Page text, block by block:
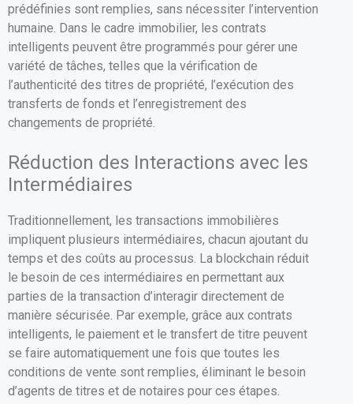
prédéfinies sont remplies, sans nécessiter l’intervention
humaine. Dans le cadre immobilier, les contrats
intelligents peuvent être programmés pour gérer une
variété de tâches, telles que la vérification de
l’authenticité des titres de propriété, l’exécution des
transferts de fonds et l’enregistrement des
changements de propriété.
Réduction des Interactions avec les
Intermédiaires
Traditionnellement, les transactions immobilières
impliquent plusieurs intermédiaires, chacun ajoutant du
temps et des coûts au processus. La blockchain réduit
le besoin de ces intermédiaires en permettant aux
parties de la transaction d’interagir directement de
manière sécurisée. Par exemple, grâce aux contrats
intelligents, le paiement et le transfert de titre peuvent
se faire automatiquement une fois que toutes les
conditions de vente sont remplies, éliminant le besoin
d’agents de titres et de notaires pour ces étapes.